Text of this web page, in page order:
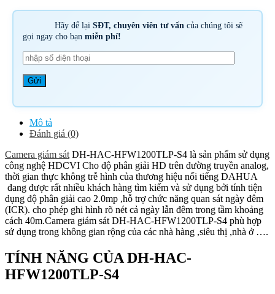
Hãy để lạiSĐT, chuyên viên tư vấncủa chúng tôi sẽ
gọi ngay cho bạn miễn phí!
Mô tả
Đánh giá (0)
Camera giám sát DH-HAC-HFW1200TLP-S4 là sản phẩm sử dụng
công nghệ HDCVI Cho độ phân giải HD trên đường truyền analog,
thời gian thực không trễ hình của thương hiệu nổi tiếng DAHUA
đang được rất nhiều khách hàng tìm kiếm và sử dụng bởi tính tiện
dụng độ phân giải cao 2.0mp ,hỗ trợ chức năng quan sát ngày đêm
(ICR). cho phép ghi hình rõ nét cả ngày lẫn đêm trong tầm khoảng
cách 40m.Camera giám sát DH-HAC-HFW1200TLP-S4 phù hợp
sử dụng trong không gian rộng của các nhà hàng ,siêu thị ,nhà ở ….
TÍNH NĂNG CỦA DH-HAC-
HFW1200TLP-S4